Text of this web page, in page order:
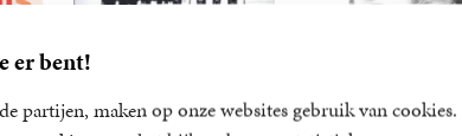
er bent!
partijen, maken op onze websites gebruik van cookies.